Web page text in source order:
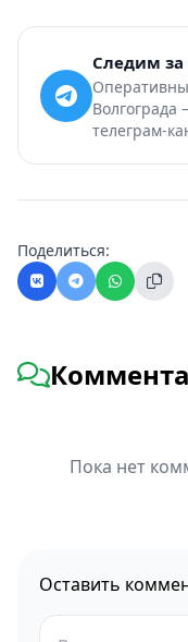
Следим за
телеграм-
Поделиться:
Пока нет
Оставить